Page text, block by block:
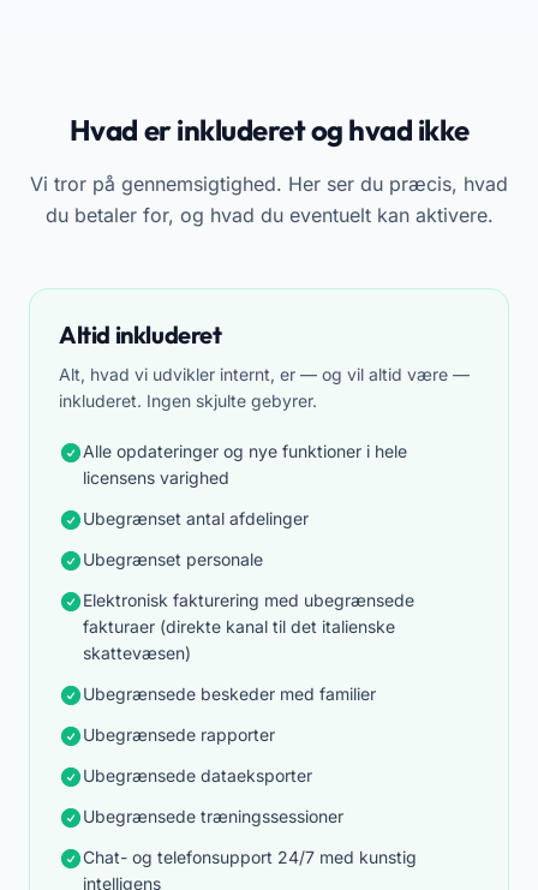
Hvad er inkluderet og hvad ikke
Vi tror på gennemsigtighed. Her ser du præcis, hvad
du betaler for, og hvad du eventuelt kan aktivere.
Altid inkluderet
Alt, hvad vi udvikler internt, er — og vil altid være —
inkluderet. Ingen skjulte gebyrer.
Alle opdateringer og nye funktioner i hele
licensens varighed
Ubegrænset antal afdelinger
Ubegrænset personale
Elektronisk fakturering med ubegrænsede
fakturaer (direkte kanal til det italienske
skattevæsen)
Ubegrænsede beskeder med familier
Ubegrænsede rapporter
Ubegrænsede dataeksporter
Ubegrænsede træningssessioner
Chat- og telefonsupport 24/7 med kunstig
intelligens